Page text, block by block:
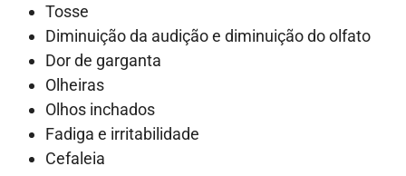
Tosse
Diminuição da audição e diminuição do olfato
Dor de garganta
Olheiras
Olhos inchados
Fadiga e irritabilidade
Cefaleia